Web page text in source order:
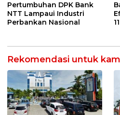
Pertumbuhan DPK Bank
NTT Lampaui Industri
Perbankan Nasional
Rekomendasi untuk